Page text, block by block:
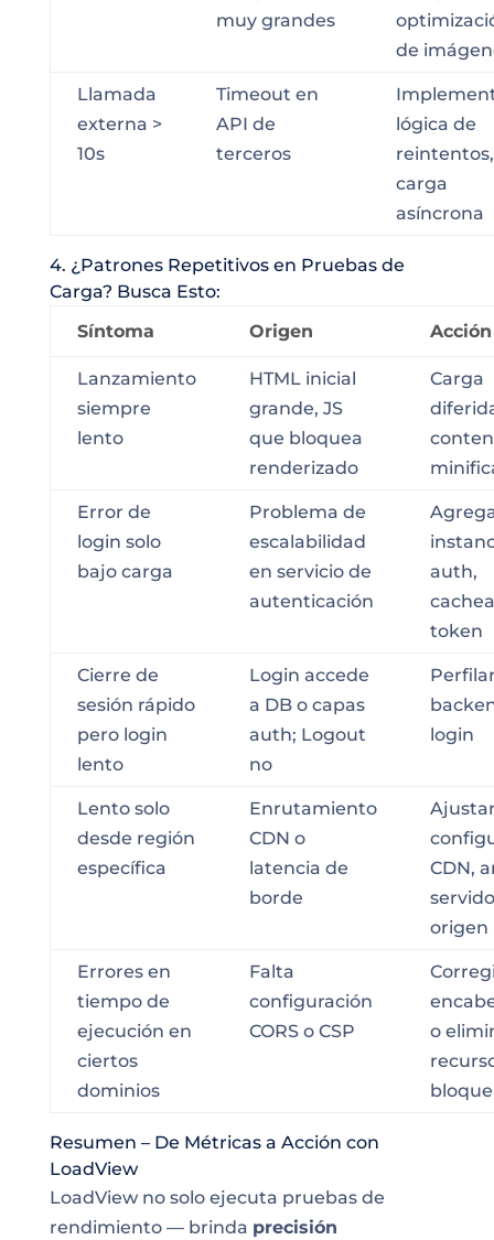
muy grandes
de
Llamada
externa >
10s
Timeout en
API de
terceros
lógica de
reintentos,
carga
asíncrona
4. ¿Patrones Repetitivos en Pruebas de
Carga? Busca Esto:
Síntoma
Origen Acción
Lanzamiento
siempre
lento
HTML inicial
grande, JS
que bloquea
renderizado
Carga
Error de
login solo
bajo carga
Problema de
escalabilidad
en servicio de
autenticación
auth,
token
Cierre de
sesión rápido
pero login
lento
Login accede
a DB o capas
auth; Logout
no
login
Lento solo
desde región
específica
Enrutamiento
CDN o
latencia de
borde
CDN,
origen
Errores en
tiempo de
ejecución en
ciertos
dominios
Falta
configuración
CORS o CSP
o
Resumen – De Métricas a Acción con
LoadView
LoadView no solo ejecuta pruebas de
rendimiento — brinda precisión